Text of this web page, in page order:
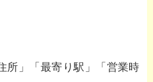
所」「最寄り駅」「営業時